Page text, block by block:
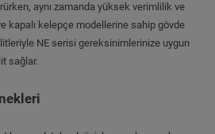
aynı zamanda yüksek verimlilik ve
kapalı kelepçe modellerine sahip gövde
NE serisi gereksinimlerinize uygun
sağlar.